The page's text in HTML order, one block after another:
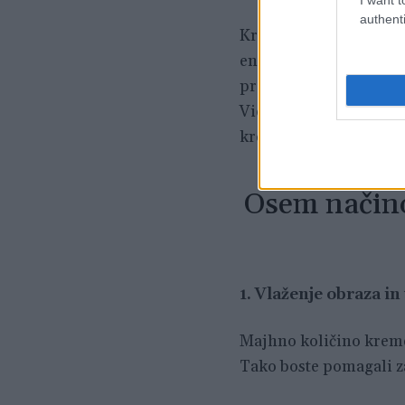
Krema vsebuje
enega tistih izdelkov,
pravi
Victoria Beckham, ki
kremo proizvajati v
Osem
1. Vlaženje obraza in
Majhno količino
Tako boste pomagali